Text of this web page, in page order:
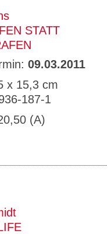
STATT
09.03.2011
x 15,3 cm
187-1
(A)